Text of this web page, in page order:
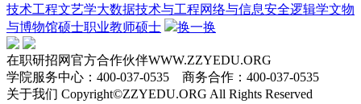
技术工程文艺学大数据技术与工程网络与信息安全逻辑学文物
与博物馆硕士职业教师硕士 换一换
在职研招网官方合作伙伴WWW.ZZYEDU.ORG
学院服务中心：400-037-0535 商务合作：400-037-0535
关于我们 Copyright©ZZYEDU.ORG All Rights Reserved